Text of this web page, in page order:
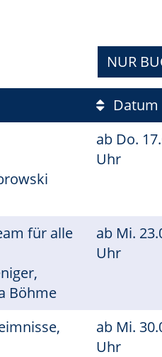
NUR
Datum
ab Do.
Uhr
für alle
Böhme
ab Mi.
Uhr
ab Mi.
Uhr